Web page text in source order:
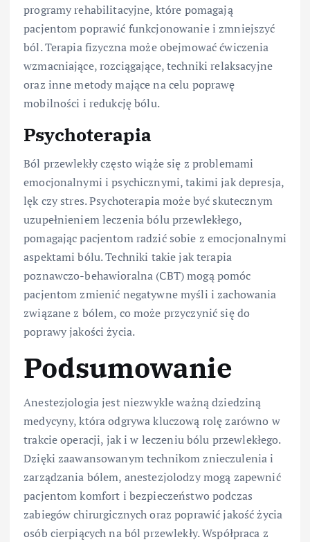
programy rehabilitacyjne, które pomagają
pacjentom poprawić funkcjonowanie i zmniejszyć
ból. Terapia fizyczna może obejmować ćwiczenia
wzmacniające, rozciągające, techniki relaksacyjne
oraz inne metody mające na celu poprawę
mobilności i redukcję bólu.
Psychoterapia
Ból przewlekły często wiąże się z problemami
emocjonalnymi i psychicznymi, takimi jak depresja,
lęk czy stres. Psychoterapia może być skutecznym
uzupełnieniem leczenia bólu przewlekłego,
pomagając pacjentom radzić sobie z emocjonalnymi
aspektami bólu. Techniki takie jak terapia
poznawczo-behawioralna (CBT) mogą pomóc
pacjentom zmienić negatywne myśli i zachowania
związane z bólem, co może przyczynić się do
poprawy jakości życia.
Podsumowanie
Anestezjologia jest niezwykle ważną dziedziną
medycyny, która odgrywa kluczową rolę zarówno w
trakcie operacji, jak i w leczeniu bólu przewlekłego.
Dzięki zaawansowanym technikom znieczulenia i
zarządzania bólem, anestezjolodzy mogą zapewnić
pacjentom komfort i bezpieczeństwo podczas
zabiegów chirurgicznych oraz poprawić jakość życia
osób cierpiących na ból przewlekły. Współpraca z